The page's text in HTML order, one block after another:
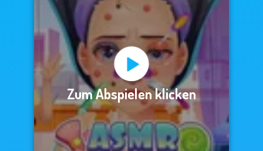
Zum Abspielen klicken